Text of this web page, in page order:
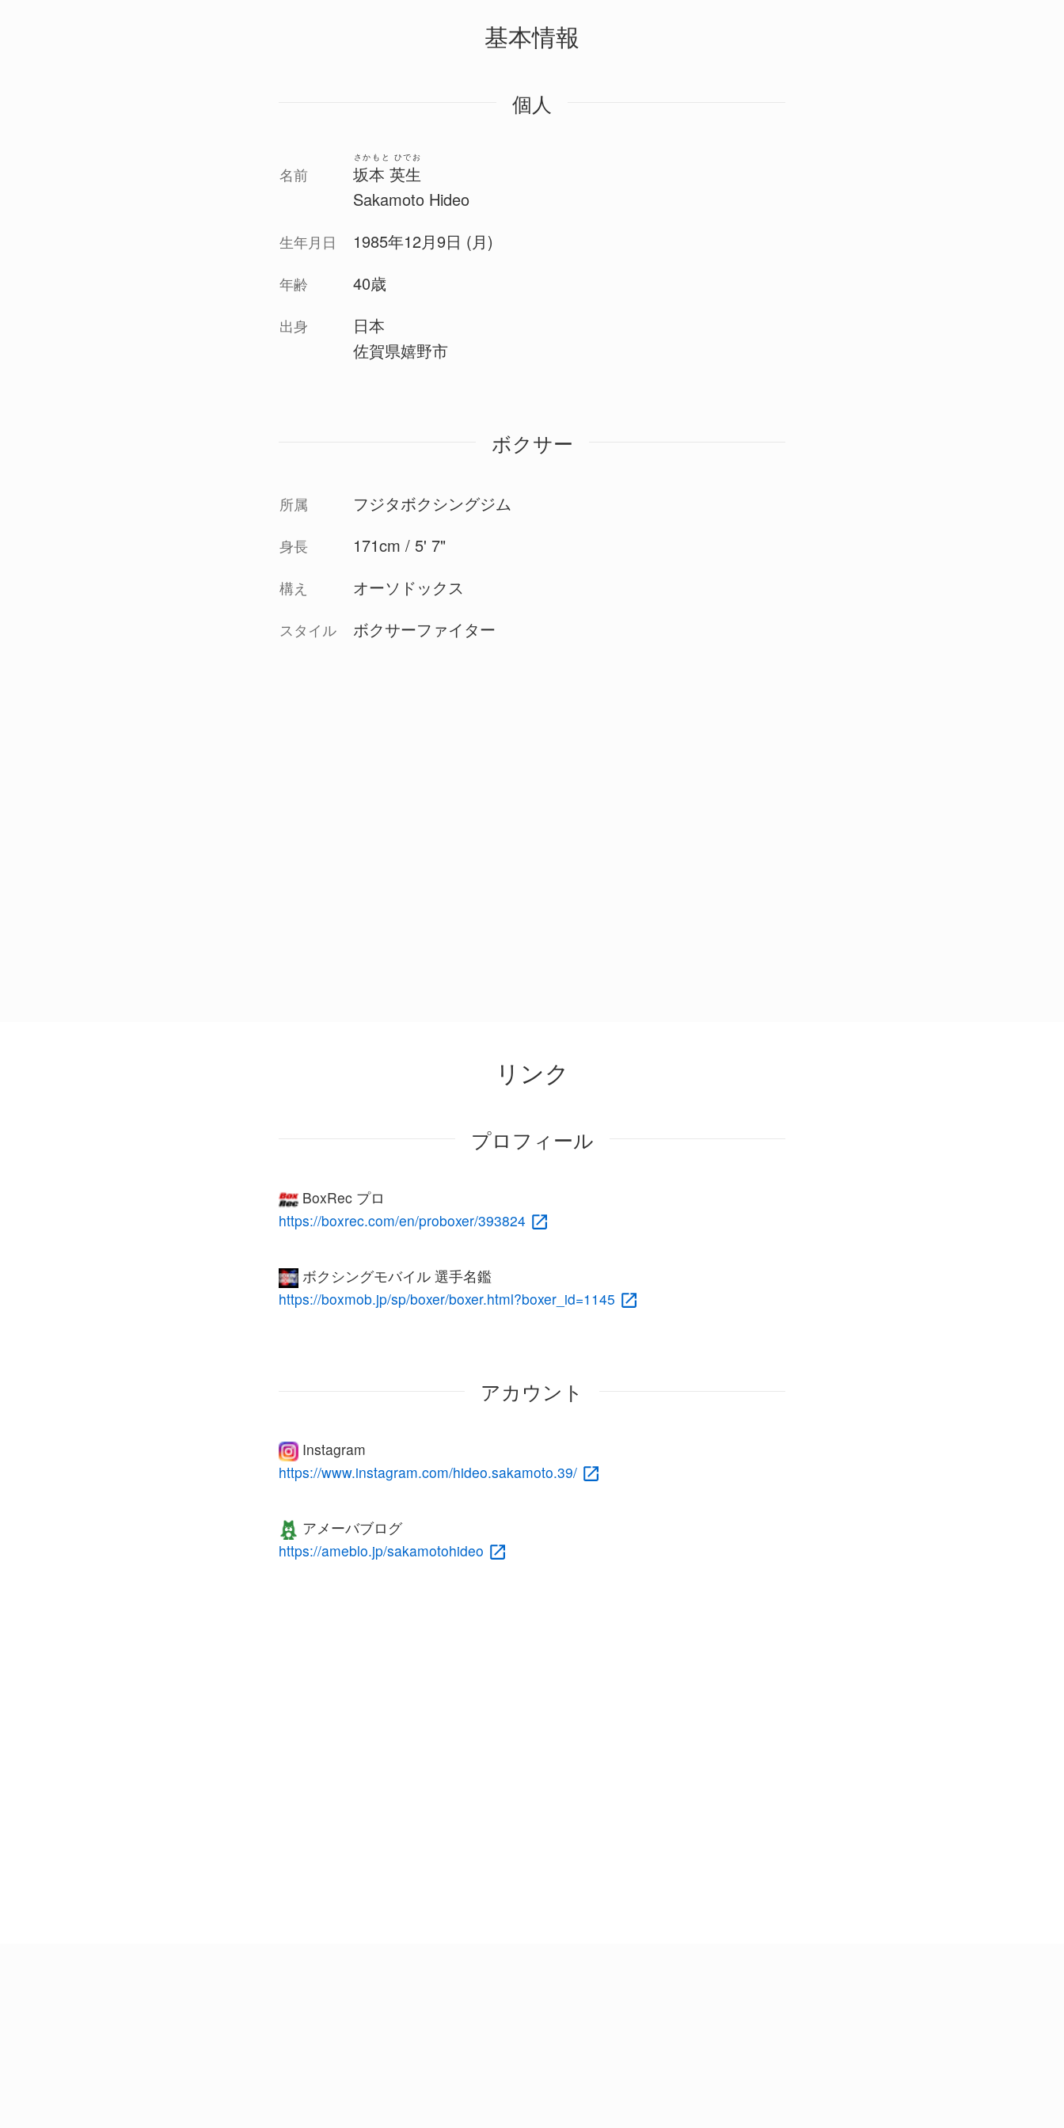
基本情報
個人
名前 坂本 英生
さかもと ひでお
Sakamoto Hideo
生年月日 1985年12月9日 (月)
年齢 40歳
出身
日本
佐賀県嬉野市
ボクサー
所属 フジタボクシングジム
身長 171cm / 5' 7"
構え オーソドックス
スタイル ボクサーファイター
リンク
プロフィール
BoxRec プロ
https://boxrec.com/en/proboxer/393824
ボクシングモバイル 選手名鑑
https://boxmob.jp/sp/boxer/boxer.html?boxer_id=1145
アカウント
Instagram
https://www.instagram.com/hideo.sakamoto.39/
アメーバブログ
https://ameblo.jp/sakamotohideo